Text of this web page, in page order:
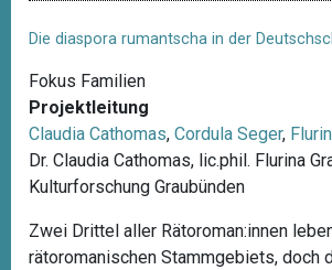
Die diaspora rumantscha in der
Fokus Familien
Projektleitung
Claudia Cathomas, Cordula Seger,
Dr. Claudia Cathomas, lic.phil. Flurina
Kulturforschung Graubünden
Zwei Drittel aller Rätoroman:innen
rätoromanischen Stammgebiets, doch